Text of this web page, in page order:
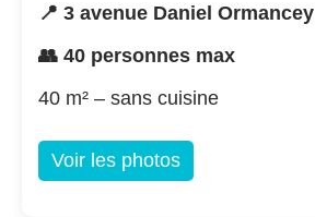
📍 3 avenue Daniel Ormancey
👥 40 personnes max
40 m² – sans cuisine
Voir les photos